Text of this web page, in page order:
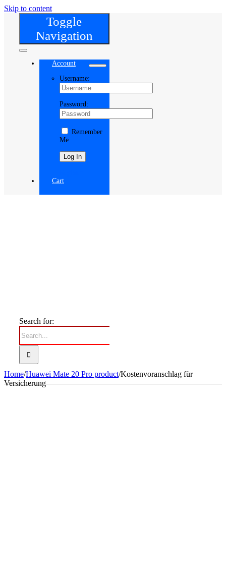
Skip to content
Toggle
Navigation
Account
Username:
Password:
Remember
Me
Cart
Search for:
Home/Huawei Mate 20 Pro product/Kostenvoranschlag für
Versicherung